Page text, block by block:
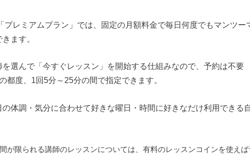
プレミアムプラン」では、固定の月額料金で毎日何度でもマンツー
ます。
選んで「今すぐレッスン」を開始する仕組みなので、予約は不要
都度、1回5分～25分の間で指定できます。
体調・気分に合わせて好きな曜日・時間に好きなだけ利用できる
限られる講師のレッスンについては、有料のレッスンコインを使えば